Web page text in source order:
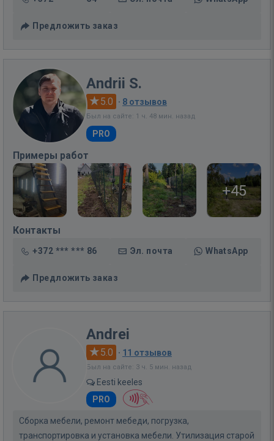
Предложить заказ
Andrii S.
5.0 · 8 отзывов
Был на сайте: 1 ч. 48 мин. назад
PRO
Примеры работ
+45
Контакты
+372 *** *** 86 Эл. почта WhatsApp
Предложить заказ
Andrei
5.0 · 11 отзывов
Был на сайте: 3 ч. 5 мин. назад
Eesti keeles
PRO
Сборка мебели, ремонт мебеди, погрузка,
транспортировка и установка мебели. Утилизация старой